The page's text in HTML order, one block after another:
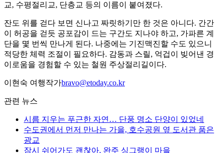
교, 수평절리교, 단층교 등의 이름이 붙여졌다.
잔도 위를 걷다 보면 신나고 짜릿하기만 한 것은 아니다. 간간
이 허공을 걷듯 공포감이 드는 구간도 지나야 하고, 가파른 계
단을 몇 번씩 만나게 된다. 나중에는 기진맥진할 수도 있으니
적당한 체력 조절이 필요하다. 감동과 스릴, 억겁이 빚어낸 경
이로움을 경험할 수 있는 철원 주상절리길이다.
이현숙 여행작가bravo@etoday.co.kr
관련 뉴스
시름 지우는 푸근한 자연… 단풍 명소 단양이 있었네
수도권에서 먼저 만나는 가을, 호수공원 옆 도서관 품은
광교
잠시 쉬어가도 괜찮아, 완주 싱그랭이 마을